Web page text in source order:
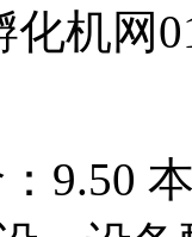
化机网
9.50